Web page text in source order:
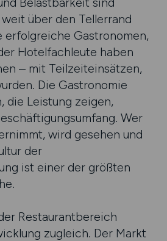
über den Tellerrand
erfolgreiche Gastronomen,
Hotelfachleute haben
– mit Teilzeiteinsätzen,
Die Gastronomie
die Leistung zeigen,
Wer
wird gesehen und
der
ist einer der größten
Restaurantbereich
zugleich. Der Markt